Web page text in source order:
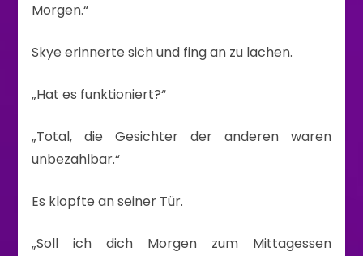
Morgen.“
Skye erinnerte sich und fing an zu lachen.
„Hat es funktioniert?“
„Total, die Gesichter der anderen waren
unbezahlbar.“
Es klopfte an seiner Tür.
„Soll ich dich Morgen zum Mittagessen